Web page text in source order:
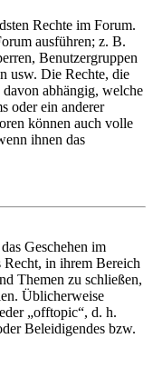
Rechte im Forum.
ausführen; z. B.
Benutzergruppen
usw. Die Rechte, die
abhängig, welche
oder ein anderer
können auch volle
ihnen das
Geschehen im
Recht, in ihrem Bereich
Themen zu schließen,
Üblicherweise
„offtopic“, d. h.
Beleidigendes bzw.